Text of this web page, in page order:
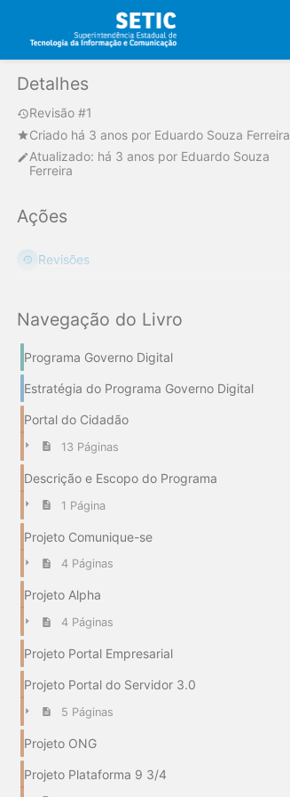
Detalhes
Revisão #1
Criado há 3 anos por Eduardo Souza Ferreira
Atualizado: há 3 anos por Eduardo Souza
Ferreira
Ações
Revisões
Navegação do Livro
Programa Governo Digital
Estratégia do Programa Governo Digital
Portal do Cidadão
13 Páginas
Descrição e Escopo do Programa
1 Página
Projeto Comunique-se
4 Páginas
Projeto Alpha
4 Páginas
Projeto Portal Empresarial
Projeto Portal do Servidor 3.0
5 Páginas
Projeto ONG
Projeto Plataforma 9 3/4